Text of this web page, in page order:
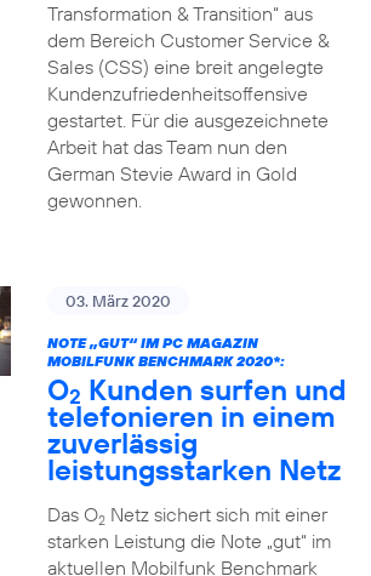
Transformation & Transition“ aus
dem Bereich Customer Service &
Sales (CSS) eine breit angelegte
Kundenzufriedenheitsoffensive
gestartet. Für die ausgezeichnete
Arbeit hat das Team nun den
German Stevie Award in Gold
gewonnen.
03. März 2020
NOTE „GUT“ IM PC MAGAZIN
MOBILFUNK BENCHMARK 2020*:
O2 Kunden surfen und
telefonieren in einem
zuverlässig
leistungsstarken Netz
Das O2Netz sichert sich mit einer
starken Leistung die Note „gut“ im
aktuellen Mobilfunk Benchmark